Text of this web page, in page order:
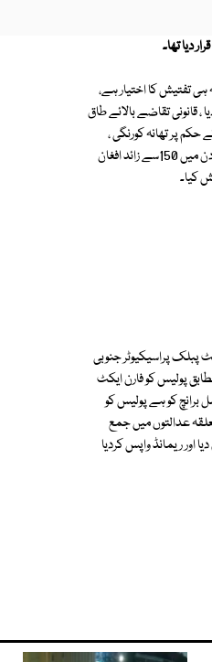
دیا تھا۔
تفتیش کا اختیار ہے،
قانونی تقاضے بالائے طاق
پر تھانہ کورنگی ،
محمود آباد ، گذری ، حیدری مارکیٹ ، نارتھ ناظم آباد ، مومن آباد ، پیر آباد اور شارع نور جہاں ، سمیت شہر کے دیگر تھانوں نے 3دن میں 150سے زائد افغان
کیا۔
پبلک پراسیکیوٹر جنوبی
غربی سید شمیم احمد سمیت دیگر نے عدالت کو بتایا کہ محکمہ داخلہ کے حکم 1983 کے مطابق پولیس کو فارن ایکٹ
برانچ کو ہے پولیس کو
عدالتوں میں جمع
ریمانڈ واپس کردیا